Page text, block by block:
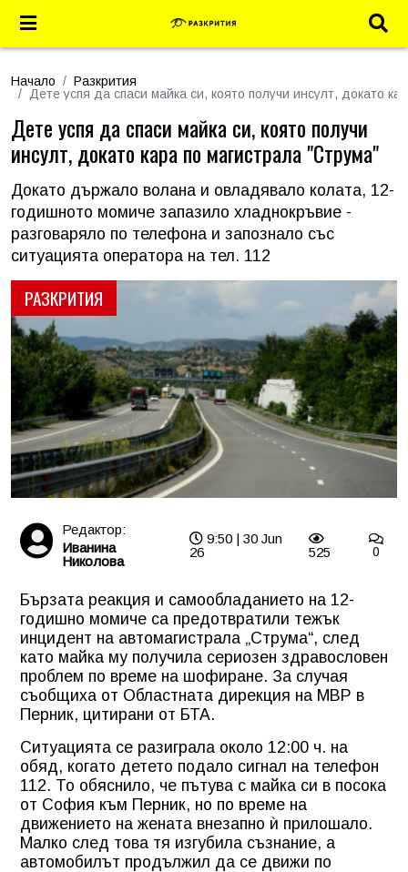
Начало
Разкрития
Дете успя да спаси майка си, която получи инсулт, докато
РАЗКРИТИЯ
Дете успя да спаси майка си, която получи
инсулт, докато кара по магистрала "Струма"
Докато държало волана и овладявало колата, 12-
годишното момиче запазило хладнокръвие -
разговаряло по телефона и запознало със
ситуацията оператора на тел. 112
Редактор:
Иванина
Николова
9:50 | 30 Jun
26
525 0
Бързата реакция и самообладанието на 12-
годишно момиче са предотвратили тежък
инцидент на автомагистрала „Струма“, след
като майка му получила сериозен здравословен
проблем по време на шофиране. За случая
съобщиха от Областната дирекция на МВР в
Перник, цитирани от БТА.
Ситуацията се разиграла около 12:00 ч. на
обяд, когато детето подало сигнал на телефон
112. То обяснило, че пътува с майка си в посока
от София към Перник, но по време на
движението на жената внезапно ѝ прилошало.
Малко след това тя изгубила съзнание, а
автомобилът продължил да се движи по